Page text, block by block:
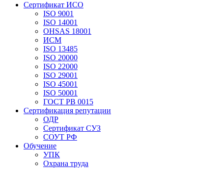
Сертификат ИСО
ISO 9001
ISO 14001
OHSAS 18001
ИСМ
ISO 13485
ISO 20000
ISO 22000
ISO 29001
ISO 45001
ISO 50001
ГОСТ РВ 0015
Сертификация репутации
ОДР
Сертификат СУЗ
СОУТ РФ
Обучение
УПК
Охрана труда